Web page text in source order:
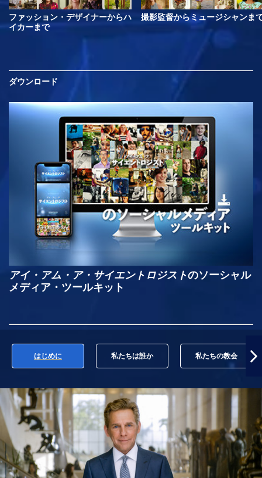
ファッション・デザイナーからハ
イカーまで
撮影監督からミュージシャンま
ダウンロード
アイ・アム・ア・サイエントロジストのソーシャル
メディア・ツールキット
はじめに 私たちは誰か 私たちの教会